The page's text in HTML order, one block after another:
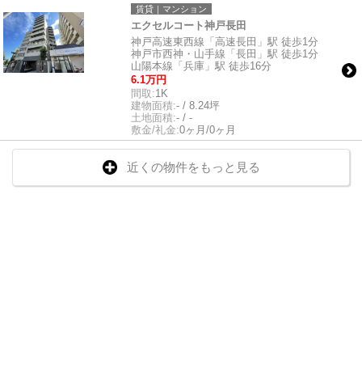
賃貸｜マンション
エクセルコート神戸長田
神戸高速東西線「高速長田」駅 徒歩1分
神戸市西神・山手線「長田」駅 徒歩1分
山陽本線「兵庫」駅 徒歩16分
6.1万円
間取:1K
建物面積:- / 8.24坪
土地面積:- / -
敷金/礼金:0ヶ月/0ヶ月
近くの物件をもっと見る